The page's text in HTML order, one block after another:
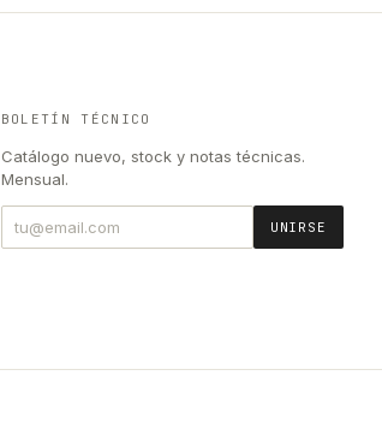
BOLETÍN TÉCNICO
Catálogo nuevo, stock y notas técnicas.
Mensual.
UNIRSE